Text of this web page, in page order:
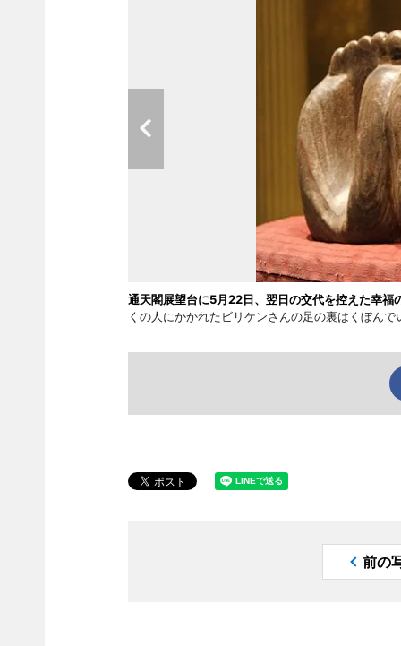
通天閣展望台に5月22日、翌日の交代を控えた幸
くの人にかかれたビリケンさんの足の裏はくぼんで
前の